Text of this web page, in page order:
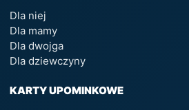
Dla niej
Dla mamy
Dla dwojga
Dla dziewczyny
KARTY UPOMINKOWE